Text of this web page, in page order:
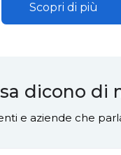
Scopri di più
dicono di
e aziende che